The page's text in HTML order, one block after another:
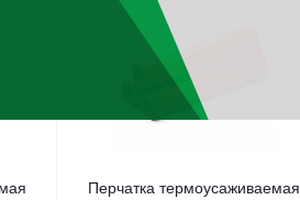
Перчатка термоусаживаемая